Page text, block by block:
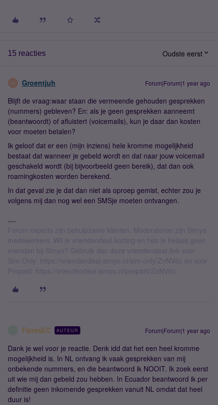
15 reacties Oudste eerst
G Groentjuh Forum|Forum|1 year ago
Blijft de vraag:waar staan die vermeende gehouden gesprekken
(nummers) gebleven? En: als je geen gesprekken aanneemt
(beantwoordt) of afluistert (voicemails), kun je daar dan kosten
voor moeten betalen?
Ik geloof dat er een (mijn inziens) hele kromme mogelijkheid
bestaat dat wanneer je gebeld wordt en dat naar jouw voicemail
geschakeld wordt (bij bijvoorbeeld geen bereik), dat dan ook
roamingkosten worden berekend.
In dat geval zie je dat dan niet als oproep gemist, echter zou je
volgens mij dan nog wel een SMSje moeten ontvangen.
Forum experts zijn behulpzame klanten. Moderatoren zijn Simyo
medewerkers. Wil je vriendendeal-korting en heb je helaas geen
vrienden bij Simyo? Gebruik dan deze vriendendeal-link voor
Sim-Only: https://vriendendeal.simyo.nl/sim-only/ZnNV6c en voor
Prepaid: https://vriendendeal.simyo.nl/prepaid/ZnNV6c.
FloresEC AUTEUR Forum|Forum|1 year ago
Dank je wel voor je reactie. Denk idd dat het een heel kromme
mogelijkheid is. In NL ontvang ik vaak gesprekken van mij
onbekende nummers, en die beantwoord ik NOOIT. Ik zoek eerst
uit wie mij dan gebeld zou hebben. In Ecuador beantwoord ik per
definitie geen inkomende gesprekken vanuit NL omdat dat heel
duur is!